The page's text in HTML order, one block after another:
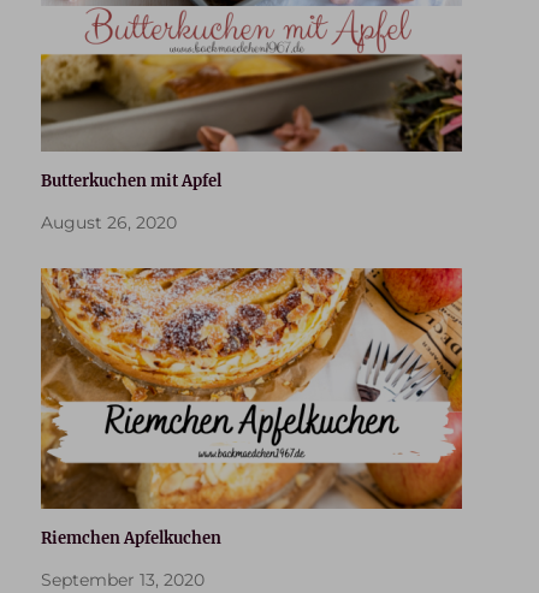
Butterkuchen mit Apfel
August 26, 2020
Riemchen Apfelkuchen
September 13, 2020